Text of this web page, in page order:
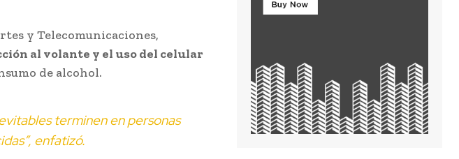
y Telecomunicaciones,
al volante y el uso del celular
de alcohol.
terminen en personas
enfatizó.